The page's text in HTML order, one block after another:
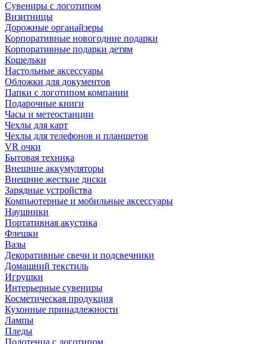
Сувениры с логотипом
Визитницы
Дорожные органайзеры
Корпоративные новогодние подарки
Корпоративные подарки детям
Кошельки
Настольные аксессуары
Обложки для документов
Папки с логотипом компании
Подарочные книги
Часы и метеостанции
Чехлы для карт
Чехлы для телефонов и планшетов
VR очки
Бытовая техника
Внешние аккумуляторы
Внешние жесткие диски
Зарядные устройства
Компьютерные и мобильные аксессуары
Наушники
Портативная акустика
Флешки
Вазы
Декоративные свечи и подсвечники
Домашний текстиль
Игрушки
Интерьерные сувениры
Косметическая продукция
Кухонные принадлежности
Лампы
Пледы